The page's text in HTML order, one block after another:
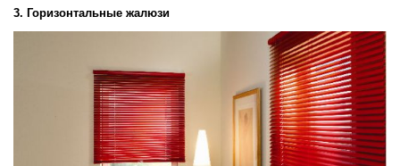
3. Горизонтальные жалюзи